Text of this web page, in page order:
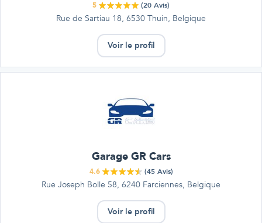
5 (20 Avis)
Rue de Sartiau 18, 6530 Thuin, Belgique
Voir le profil
Garage GR Cars
4.6 (45Avis)
Rue Joseph Bolle 58, 6240 Farciennes, Belgique
Voir le profil